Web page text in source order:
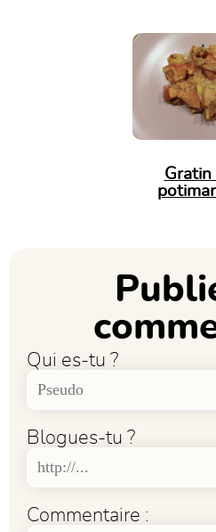
Gratin
Qui es-tu ?
Blogues-tu ?
Commentaire :